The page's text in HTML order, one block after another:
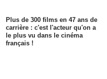
Plus de 300 films en 47 ans de
carrière : c'est l'acteur qu'on a
le plus vu dans le cinéma
français !